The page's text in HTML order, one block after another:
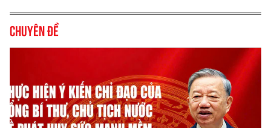
Chuyên đề